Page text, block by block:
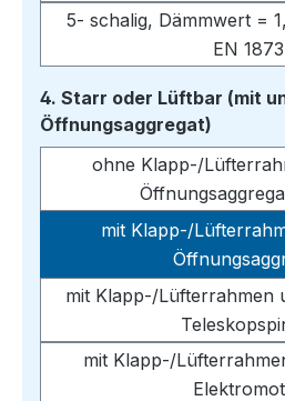
5- schalig, Dämmwert =
EN 1873
4. Starr oder Lüftbar (mit
Öffnungsaggregat)
ohne Klapp-/
mit Klapp-/
mit Klapp-/Lüfterrahmen
mit Klapp-/